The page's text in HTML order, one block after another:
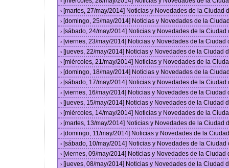
› [martes, 27/may/2014] Noticias y Novedades de la Ciudad
› [domingo, 25/may/2014] Noticias y Novedades de la
› [sábado, 24/may/2014] Noticias y Novedades de la
› [viernes, 23/may/2014] Noticias y Novedades de la
› [jueves, 22/may/2014] Noticias y Novedades de la Ciudad
› [miércoles, 21/may/2014] Noticias y Novedades de la
› [domingo, 18/may/2014] Noticias y Novedades de la
› [sábado, 17/may/2014] Noticias y Novedades de la
› [viernes, 16/may/2014] Noticias y Novedades de la
› [jueves, 15/may/2014] Noticias y Novedades de la Ciudad
› [miércoles, 14/may/2014] Noticias y Novedades de la
› [martes, 13/may/2014] Noticias y Novedades de la Ciudad
› [domingo, 11/may/2014] Noticias y Novedades de la
› [sábado, 10/may/2014] Noticias y Novedades de la
› [viernes, 09/may/2014] Noticias y Novedades de la
› [jueves, 08/may/2014] Noticias y Novedades de la Ciudad